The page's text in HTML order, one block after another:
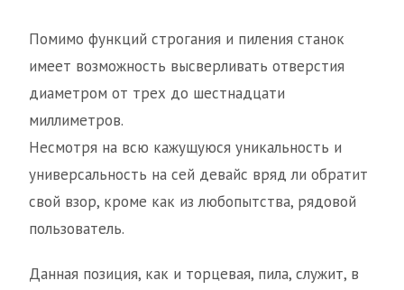
Помимо функций строгания и пиления станок
имеет возможность высверливать отверстия
диаметром от трех до шестнадцати
миллиметров.
Несмотря на всю кажущуюся уникальность и
универсальность на сей девайс вряд ли обратит
свой взор, кроме как из любопытства, рядовой
пользователь.
Данная позиция, как и торцевая, пила, служит, в